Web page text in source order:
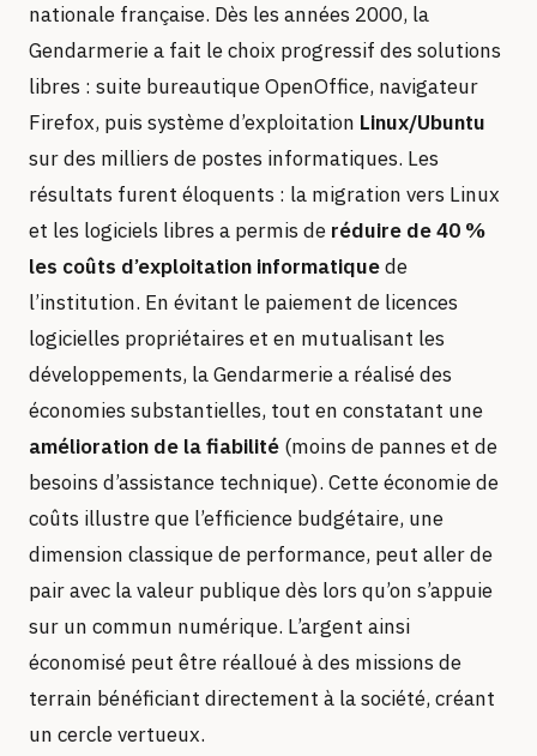
nationale française. Dès les années 2000, la
Gendarmerie a fait le choix progressif des solutions
libres : suite bureautique OpenOffice, navigateur
Firefox, puis système d’exploitation Linux/Ubuntu
sur des milliers de postes informatiques. Les
résultats furent éloquents : la migration vers Linux
et les logiciels libres a permis de réduire de 40 %
les coûts d’exploitation informatiquede
l’institution. En évitant le paiement de licences
logicielles propriétaires et en mutualisant les
développements, la Gendarmerie a réalisé des
économies substantielles, tout en constatant une
amélioration de la fiabilité (moins de pannes et de
besoins d’assistance technique). Cette économie de
coûts illustre que l’efficience budgétaire, une
dimension classique de performance, peut aller de
pair avec la valeur publique dès lors qu’on s’appuie
sur un commun numérique. L’argent ainsi
économisé peut être réalloué à des missions de
terrain bénéficiant directement à la société, créant
un cercle vertueux.